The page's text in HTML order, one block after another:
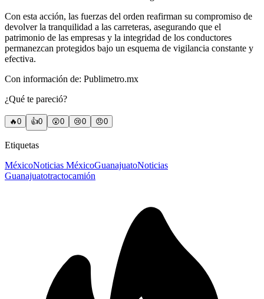
Con esta acción, las fuerzas del orden reafirman su compromiso de
devolver la tranquilidad a las carreteras, asegurando que el
patrimonio de las empresas y la integridad de los conductores
permanezcan protegidos bajo un esquema de vigilancia constante y
efectiva.
Con información de: Publimetro.mx
¿Qué te pareció?
🔥0 👍0 😲0 😢0 😠0
Etiquetas
MéxicoNoticias MéxicoGuanajuatoNoticias
Guanajuatotractocamión